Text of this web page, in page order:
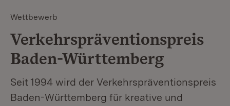
Wettbewerb
Verkehrspräventionspreis
Baden-Württemberg
Seit 1994 wird der Verkehrspräventionspreis
Baden-Württemberg für kreative und